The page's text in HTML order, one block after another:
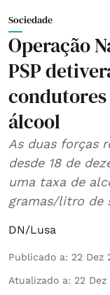
Sociedade
Operação
PSP
álcool
As duas forças
desde 18 de
uma taxa de
gramas/litro de
DN/Lusa
Publicado a: 22 Dez
Atualizado a: 22